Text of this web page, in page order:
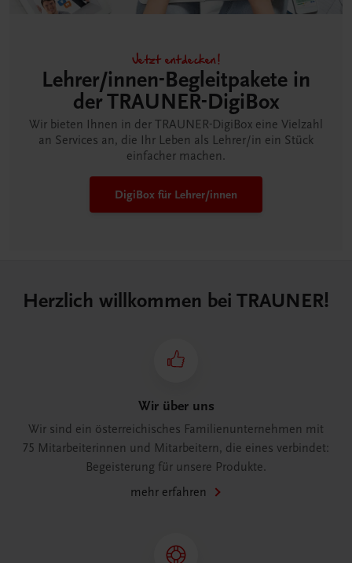
Jetzt entdecken!
Lehrer/innen-Begleitpakete in
der TRAUNER-DigiBox
Wir bieten Ihnen in der TRAUNER-DigiBox eine Vielzahl
an Services an, die Ihr Leben als Lehrer/in ein Stück
einfacher machen.
DigiBox für Lehrer/innen
Herzlich willkommen bei TRAUNER!
Wir über uns
Wir sind ein österreichisches Familienunternehmen mit
75 Mitarbeiterinnen und Mitarbeitern, die eines verbindet:
Begeisterung für unsere Produkte.
mehr erfahren